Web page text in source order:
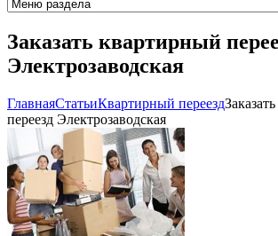
Заказать квартирный
Электрозаводская
ГлавнаяCтатьиКвартирный переезд
переезд Электрозаводская